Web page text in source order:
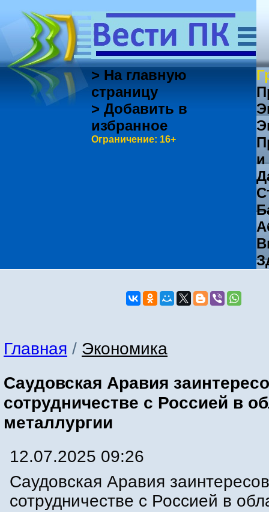
> На главную
страницу
> Добавить в
избранное
Ограничение: 16+
Главная / Экономика
Саудовская Аравия
сотрудничестве с Россией в
металлургии
12.07.2025 09:26
Саудовская Аравия
сотрудничестве с Россией в